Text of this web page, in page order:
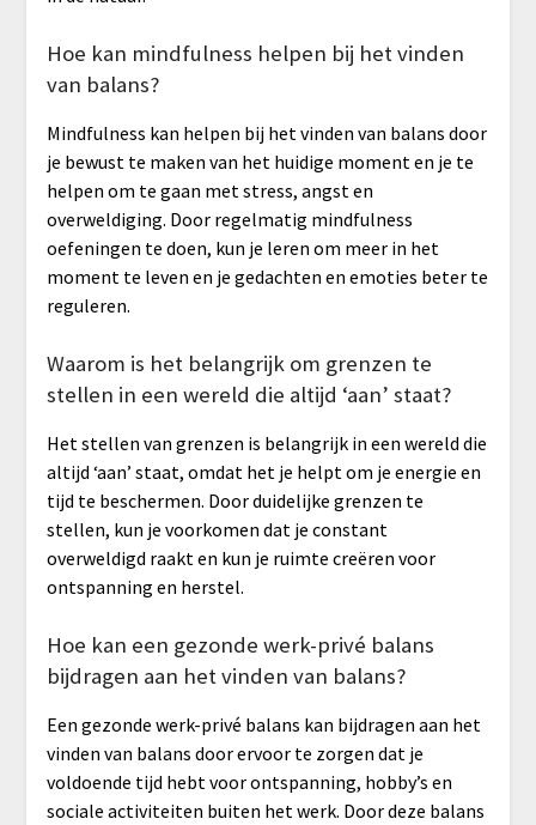
Hoe kan mindfulness helpen bij het vinden
van balans?
Mindfulness kan helpen bij het vinden van balans door
je bewust te maken van het huidige moment en je te
helpen om te gaan met stress, angst en
overweldiging. Door regelmatig mindfulness
oefeningen te doen, kun je leren om meer in het
moment te leven en je gedachten en emoties beter te
reguleren.
Waarom is het belangrijk om grenzen te
stellen in een wereld die altijd ‘aan’ staat?
Het stellen van grenzen is belangrijk in een wereld die
altijd ‘aan’ staat, omdat het je helpt om je energie en
tijd te beschermen. Door duidelijke grenzen te
stellen, kun je voorkomen dat je constant
overweldigd raakt en kun je ruimte creëren voor
ontspanning en herstel.
Hoe kan een gezonde werk-privé balans
bijdragen aan het vinden van balans?
Een gezonde werk-privé balans kan bijdragen aan het
vinden van balans door ervoor te zorgen dat je
voldoende tijd hebt voor ontspanning, hobby’s en
sociale activiteiten buiten het werk. Door deze balans